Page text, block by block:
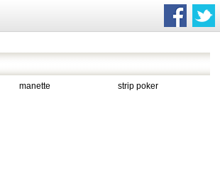
manette strip poker